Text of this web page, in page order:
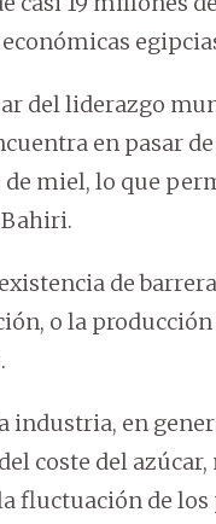
del liderazgo
en pasar
de miel, lo que
de
o la
industria, en
coste del
fluctuación de